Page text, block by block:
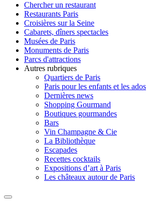
Chercher un restaurant
Restaurants Paris
Croisières sur la Seine
Cabarets, dîners spectacles
Musées de Paris
Monuments de Paris
Parcs d'attractions
Autres rubriques
Quartiers de Paris
Paris pour les enfants et les ados
Dernières news
Shopping Gourmand
Boutiques gourmandes
Bars
Vin Champagne & Cie
La Bibliothèque
Escapades
Recettes cocktails
Expositions d’art à Paris
Les châteaux autour de Paris